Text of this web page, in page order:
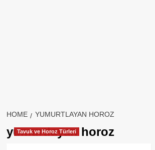
HOME YUMURTLAYAN HOROZ
yumurtlayan horoz
Tavuk ve Horoz Türleri